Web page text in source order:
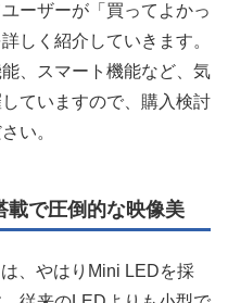
ーザーが「買ってよかっ
しく紹介していきます。
、スマート機能など、気
ていますので、購入検討
い。
で圧倒的な映像美
、やはりMini LEDを採